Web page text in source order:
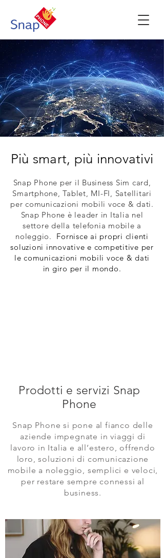
Più smart, più innovativi
Snap Phone per il Business Sim card,
Smartphone, Tablet, MI-FI, Satellitari
per comunicazioni mobili voce & dati.
Snap Phone è leader in Italia nel
settore della telefonia mobile a
noleggio. Fornisce ai propri clienti
soluzioni innovative e competitive per
le comunicazioni mobili voce & dati
in giro per il mondo.
Prodotti e servizi Snap
Phone
Snap Phone si pone al fianco delle
aziende impegnate in viaggi di
lavoro in Italia e all’estero, offrendo
loro, soluzioni di comunicazione
mobile a noleggio, semplici e veloci,
per restare sempre connessi al
business.